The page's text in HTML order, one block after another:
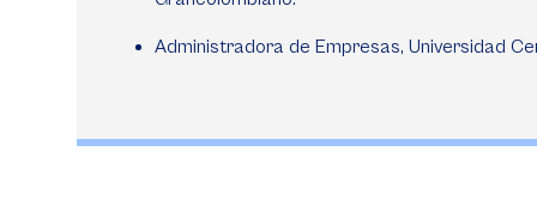
Administradora de Empresas, Universidad